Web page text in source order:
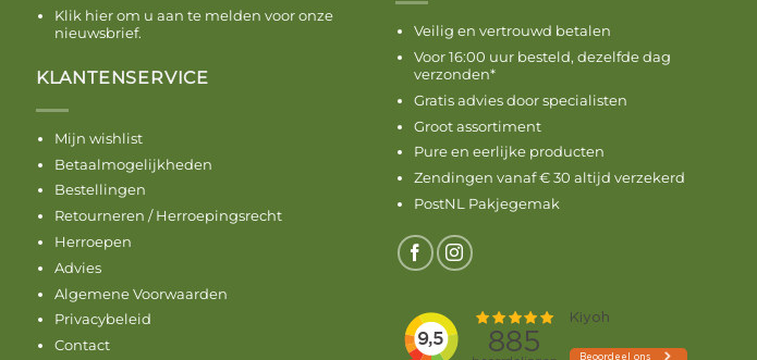
Klik hier om u aan te melden voor onze
nieuwsbrief.
KLANTENSERVICE
Mijn wishlist
Betaalmogelijkheden
Bestellingen
Retourneren / Herroepingsrecht
Herroepen
Advies
Algemene Voorwaarden
Privacybeleid
Contact
Veilig en vertrouwd betalen
Voor 16:00 uur besteld, dezelfde dag
verzonden*
Gratis advies door specialisten
Groot assortiment
Pure en eerlijke producten
Zendingen vanaf € 30 altijd verzekerd
PostNL Pakjegemak